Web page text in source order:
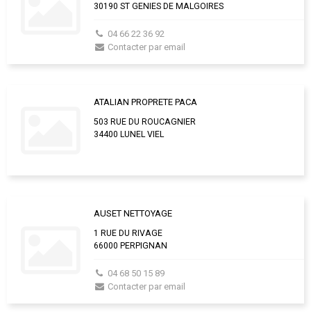
30190 ST GENIES DE MALGOIRES
04 66 22 36 92
Contacter par email
ATALIAN PROPRETE PACA
503 RUE DU ROUCAGNIER
34400 LUNEL VIEL
AUSET NETTOYAGE
1 RUE DU RIVAGE
66000 PERPIGNAN
04 68 50 15 89
Contacter par email